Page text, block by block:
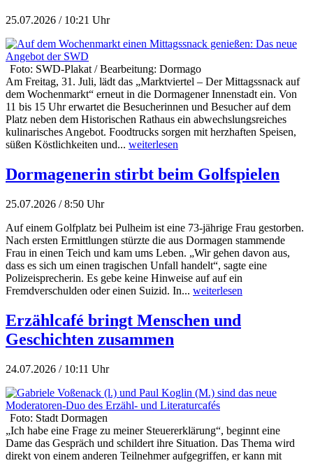
25.07.2026 / 10:21 Uhr
Foto: SWD-Plakat / Bearbeitung: Dormago
Am Freitag, 31. Juli, lädt das „Marktviertel – Der Mittagssnack auf
dem Wochenmarkt“ erneut in die Dormagener Innenstadt ein. Von
11 bis 15 Uhr erwartet die Besucherinnen und Besucher auf dem
Platz neben dem Historischen Rathaus ein abwechslungsreiches
kulinarisches Angebot. Foodtrucks sorgen mit herzhaften Speisen,
süßen Köstlichkeiten und... weiterlesen
Dormagenerin stirbt beim Golfspielen
25.07.2026 / 8:50 Uhr
Auf einem Golfplatz bei Pulheim ist eine 73-jährige Frau gestorben.
Nach ersten Ermittlungen stürzte die aus Dormagen stammende
Frau in einen Teich und kam ums Leben. „Wir gehen davon aus,
dass es sich um einen tragischen Unfall handelt“, sagte eine
Polizeisprecherin. Es gebe keine Hinweise auf auf ein
Fremdverschulden oder einen Suizid. In... weiterlesen
Erzählcafé bringt Menschen und
Geschichten zusammen
24.07.2026 / 10:11 Uhr
Foto: Stadt Dormagen
„Ich habe eine Frage zu meiner Steuererklärung“, beginnt eine
Dame das Gespräch und schildert ihre Situation. Das Thema wird
direkt von einem anderen Teilnehmer aufgegriffen, er kann mit